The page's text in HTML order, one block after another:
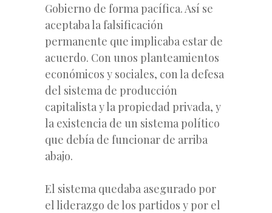
Gobierno de forma pacífica. Así se
aceptaba la falsificación
permanente que implicaba estar de
acuerdo. Con unos planteamientos
económicos y sociales, con la defesa
del sistema de producción
capitalista y la propiedad privada, y
la existencia de un sistema político
que debía de funcionar de arriba
abajo.
El sistema quedaba asegurado por
el liderazgo de los partidos y por el